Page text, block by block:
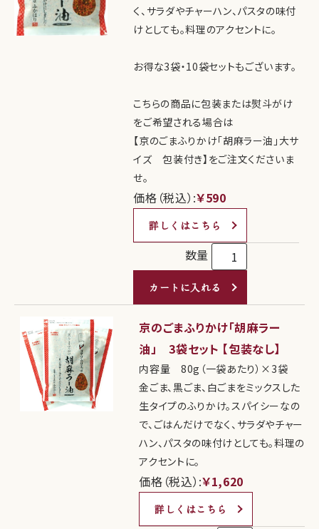
く、サラダやチャーハン、パスタの味付
けとしても。料理のアクセントに。
お得な3袋・10袋セットもございます。
こちらの商品に包装または熨斗がけ
をご希望される場合は
【京のごまふりかけ「胡麻ラー油」大サ
イズ 包装付き】をご注文くださいま
せ。
価格（税込）:￥590
詳しくはこちら
数量
カートに入れる
京のごまふりかけ「胡麻ラー
油」 3袋セット 【包装なし】
内容量 80g（一袋あたり）×3袋
金ごま、黒ごま、白ごまをミックスした
生タイプのふりかけ。スパイシーなの
で、ごはんだけでなく、サラダやチャー
ハン、パスタの味付けとしても。料理の
アクセントに。
価格（税込）:￥1,620
詳しくはこちら